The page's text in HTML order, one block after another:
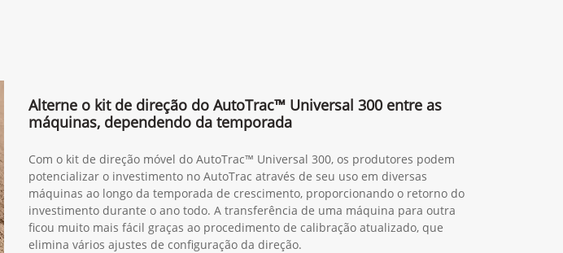
Alterne o kit de direção do AutoTrac™ Universal 300 entre as
máquinas, dependendo da temporada
Com o kit de direção móvel do AutoTrac™ Universal 300, os produtores podem
potencializar o investimento no AutoTrac através de seu uso em diversas
máquinas ao longo da temporada de crescimento, proporcionando o retorno do
investimento durante o ano todo. A transferência de uma máquina para outra
ficou muito mais fácil graças ao procedimento de calibração atualizado, que
elimina vários ajustes de configuração da direção.